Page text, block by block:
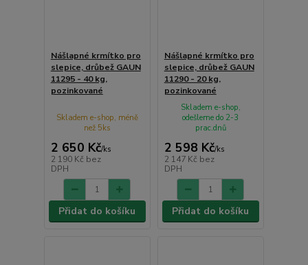
Nášlapné krmítko pro
slepice, drůbež GAUN
11295 - 40 kg,
pozinkované
2 650 Kč/ks
2 190 Kč bez
DPH
Skladem e-shop, méně
než 5ks
Přidat do košíku
Nášlapné krmítko pro
slepice, drůbež GAUN
11290 - 20 kg,
pozinkované
2 598 Kč/ks
2 147 Kč bez
DPH
Skladem e-shop,
odešleme do 2-3
prac.dnů
Přidat do košíku